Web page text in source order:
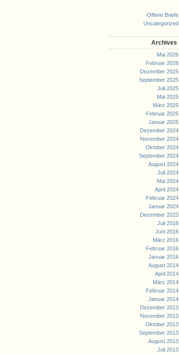
Offene Briefe
Uncategorized
Archives
Mai 2026
Februar 2026
Dezember 2025
September 2025
Juli 2025
Mai 2025
März 2025
Februar 2025
Januar 2025
Dezember 2024
November 2024
Oktober 2024
September 2024
August 2024
Juli 2024
Mai 2024
April 2024
Februar 2024
Januar 2024
Dezember 2023
Juli 2016
Juni 2016
März 2016
Februar 2016
Januar 2016
August 2014
April 2014
März 2014
Februar 2014
Januar 2014
Dezember 2013
November 2013
Oktober 2013
September 2013
August 2013
Juli 2013